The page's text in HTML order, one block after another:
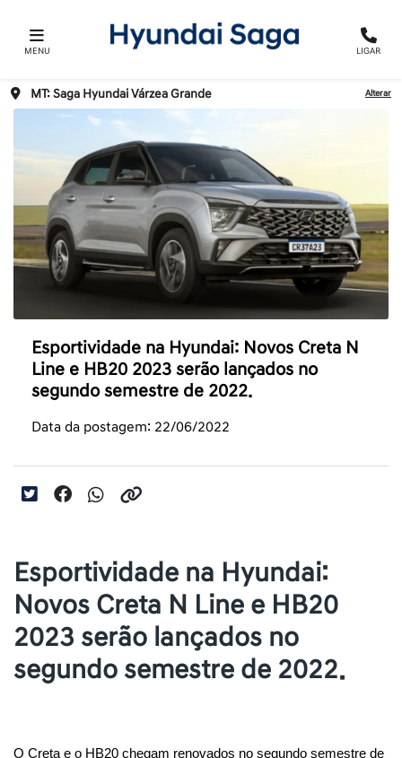
MENU LIGAR
MT: Saga Hyundai Várzea Grande Alterar
Esportividade na Hyundai: Novos Creta N
Line e HB20 2023 serão lançados no
segundo semestre de 2022.
Data da postagem: 22/06/2022
Esportividade na Hyundai:
Novos Creta N Line e HB20
2023 serão lançados no
segundo semestre de 2022.
O Creta e o HB20 chegam renovados no segundo semestre de